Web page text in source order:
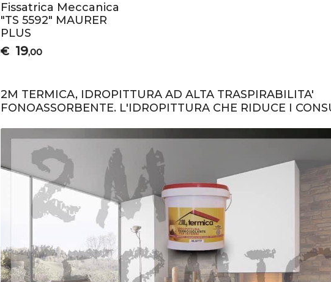
Fissatrica Meccanica
"TS 5592" MAURER
PLUS
€ 19,00
2M TERMICA, IDROPITTURA AD ALTA TRASPIRABILITA'
FONOASSORBENTE. L'IDROPITTURA CHE RIDUCE I